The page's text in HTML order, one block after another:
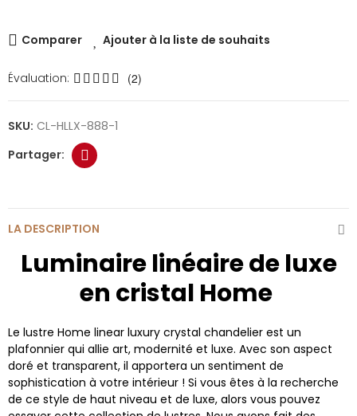
Comparer Ajouter à la liste de souhaits
Évaluation: (2)
SKU: CL-HLLX-888-1
LA DESCRIPTION
Luminaire linéaire de luxe
en cristal Home
Le lustre Home linear luxury crystal chandelier est un
plafonnier qui allie art, modernité et luxe. Avec son aspect
doré et transparent, il apportera un sentiment de
sophistication à votre intérieur ! Si vous êtes à la recherche
de ce style de haut niveau et de luxe, alors vous pouvez